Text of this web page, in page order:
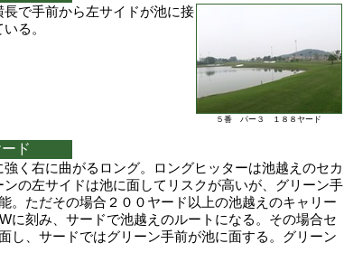
５番 パー３ １８８ヤード
で手前から左サイドが池に接
る。
ド
く右に曲がるロング。ロングヒッターは池越えのセカ
の左サイドは池に面してリスクが高いが、グリーン手
。ただその場合２００ヤード以上の池越えのキャリー
に刻み、サードで池越えのルートになる。その場合セ
し、サードではグリーン手前が池に面する。グリーン